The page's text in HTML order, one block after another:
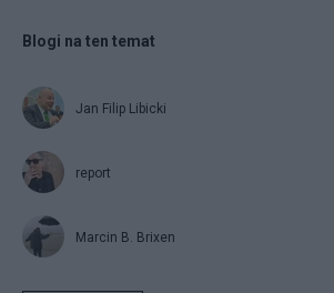
Blogi na ten temat
Jan Filip Libicki
report
Marcin B. Brixen